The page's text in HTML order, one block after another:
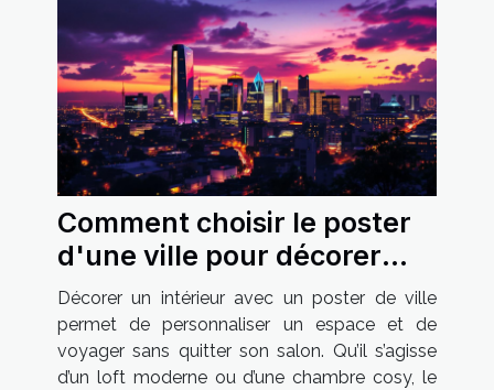
Comment choisir le poster
d'une ville pour décorer
votre intérieur ?
Décorer un intérieur avec un poster de ville
permet de personnaliser un espace et de
voyager sans quitter son salon. Qu’il s’agisse
d’un loft moderne ou d’une chambre cosy, le